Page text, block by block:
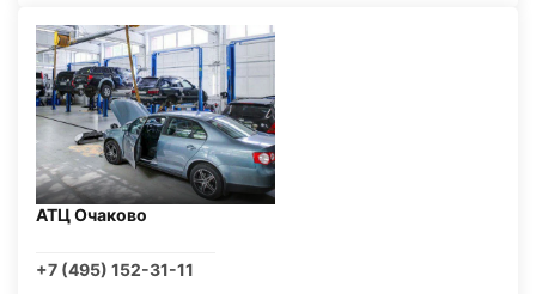
АТЦ Очаково
+7 (495) 152-31-11